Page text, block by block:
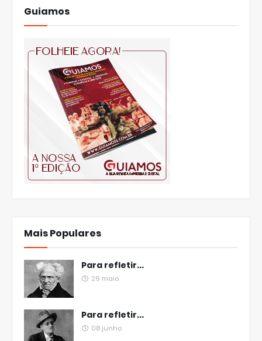
Guiamos
Mais Populares
Para refletir...
29 maio
Para refletir...
08 junho